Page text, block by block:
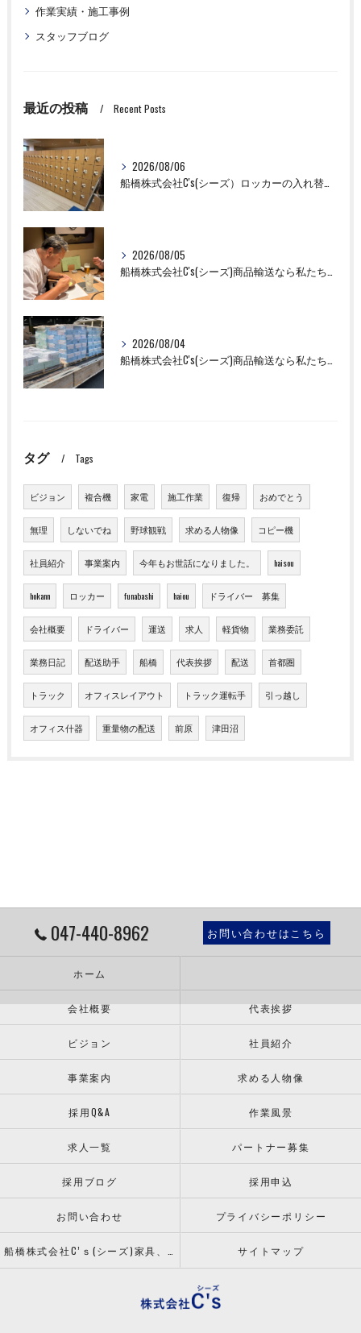
作業実績・施工事例
スタッフブログ
最近の投稿 Recent Posts
2026/08/06
船橋株式会社C's(シーズ）ロッカーの入れ替え作業も全国対応お任せ下さい！
2026/08/05
船橋株式会社C's(シーズ)商品輸送なら私たちにお任せください！お取引先様との交流を深めました！
2026/08/04
船橋株式会社C's(シーズ)商品輸送なら私たちにお任せください！
タグ Tags
ビジョン 複合機 家電 施工作業 復帰 おめでとう
無理 しないでね 野球観戦 求める人物像 コピー機
社員紹介 事業案内 今年もお世話になりました。 haisou
hokann ロッカー funabashi haiou ドライバー 募集
会社概要 ドライバー 運送 求人 軽貨物 業務委託
業務日記 配送助手 船橋 代表挨拶 配送 首都圏
トラック オフィスレイアウト トラック運転手 引っ越し
オフィス什器 重量物の配送 前原 津田沼
047-440-8962 お問い合わせはこちら
ホーム
会社概要 代表挨拶
ビジョン 社員紹介
事業案内 求める人物像
採用Q&A 作業風景
求人一覧 パートナー募集
採用ブログ 採用申込
お問い合わせ プライバシーポリシー
サイトマップ